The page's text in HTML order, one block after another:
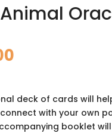
deck of cards will
with your own
booklet